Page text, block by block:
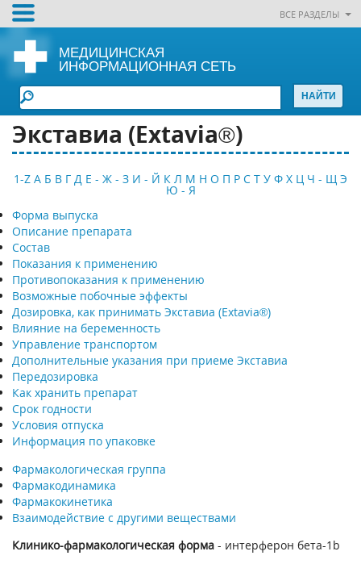
ВСЕ РАЗДЕЛЫ
МЕДИЦИНСКАЯ
ИНФОРМАЦИОННАЯ СЕТЬ
Экставиа (Extavia®)
1-Z А Б В Г Д Е - Ж - З И - Й К Л М Н О П Р С Т У Ф Х Ц Ч - Щ Э
Ю - Я
Форма выпуска
Описание препарата
Состав
Показания к применению
Противопоказания к применению
Возможные побочные эффекты
Дозировка, как принимать Экставиа (Extavia®)
Влияние на беременность
Управление транспортом
Дополнительные указания при приеме Экставиа
Передозировка
Как хранить препарат
Срок годности
Условия отпуска
Информация по упаковке
Фармакологическая группа
Фармакодинамика
Фармакокинетика
Взаимодействие с другими веществами
Клинико-фармакологическая форма - интерферон бета-1b